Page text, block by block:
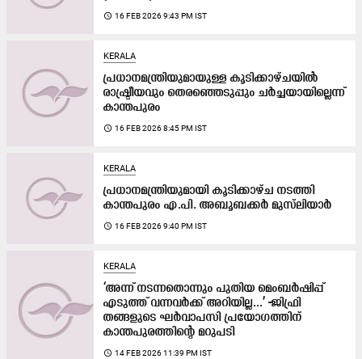
access_time 16 FEB 2026 9:43 PM IST
KERALA
പ്രധാനമന്ത്രിയുമായുള്ള കൂടിക്കാഴ്ചയിൽ
രാഷ്ട്രീയവും തെരഞ്ഞെടുപ്പും ചർച്ചയായില്ലെന്ന്
കാന്തപുരം
access_time 16 FEB 2026 8:45 PM IST
KERALA
പ്രധാനമന്ത്രിയുമായി കൂടിക്കാഴ്ച നടത്തി
കാന്തപുരം എ.പി. അബൂബക്കർ മുസ്‌ലിയാർ
access_time 16 FEB 2026 9:40 PM IST
KERALA
‘അന്ന് നടന്നതൊന്നും പുതിയ മെംബർഷിപ്പ്
എടുത്ത് വന്നവർക്ക് അറിയില്ല...’ -ജിഫ്രി
തങ്ങളുടെ ഘർവാപസി പ്രയോഗത്തിന്
കാന്തപുരത്തിന്‍റെ മറുപടി
access_time 14 FEB 2026 11:39 PM IST